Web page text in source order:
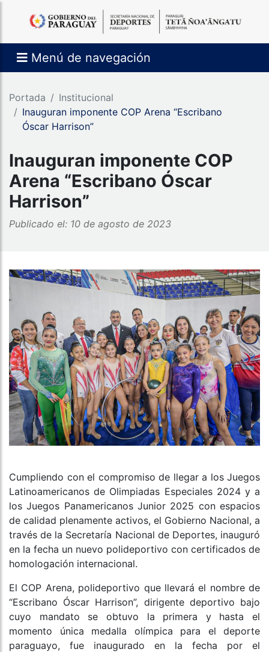
Menú de navegación
Portada
Institucional
Inauguran imponente COP Arena “Escribano
Óscar Harrison”
Inauguran imponente COP
Arena “Escribano Óscar
Harrison”
Publicado el: 10 de agosto de 2023
Cumpliendo con el compromiso de llegar a los Juegos
Latinoamericanos de Olimpiadas Especiales 2024 y a
los Juegos Panamericanos Junior 2025 con espacios
de calidad plenamente activos, el Gobierno Nacional, a
través de la Secretaría Nacional de Deportes, inauguró
en la fecha un nuevo polideportivo con certificados de
homologación internacional.
El COP Arena, polideportivo que llevará el nombre de
“Escribano Óscar Harrison”, dirigente deportivo bajo
cuyo mandato se obtuvo la primera y hasta el
momento única medalla olímpica para el deporte
paraguayo, fue inaugurado en la fecha por el